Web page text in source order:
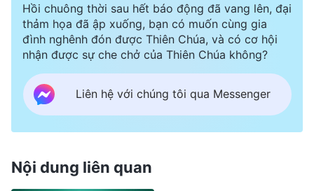
Chúa Jêsus. Có thể thấy ở đây rằng danh của
Đức Chúa Trời đã thay đổi, rằng Ngài không còn
được gọi là Giê-hô-va, mà thay vào đó là Jêsus.
Nhưng có thể nói Đức Chúa Jêsus là một Đức
Chúa Trời khác với Đức Giê-hô-va không? Có
hầu hết những người Do Thái giáo từ chối tiếp
Hồi chuông thời sau hết báo động đã vang lên, đại
thảm họa đã ập xuống, bạn có muốn cùng gia
đình nghênh đón được Thiên Chúa, và có cơ hội
nhận được sự che chở của Thiên Chúa không?
Liên hệ với chúng tôi qua Messenger
Nội dung liên quan